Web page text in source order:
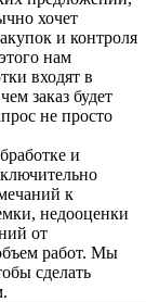
хочет
и контроля
нам
входят в
заказ будет
не просто
и
к
недооценки
от
работ. Мы
сделать